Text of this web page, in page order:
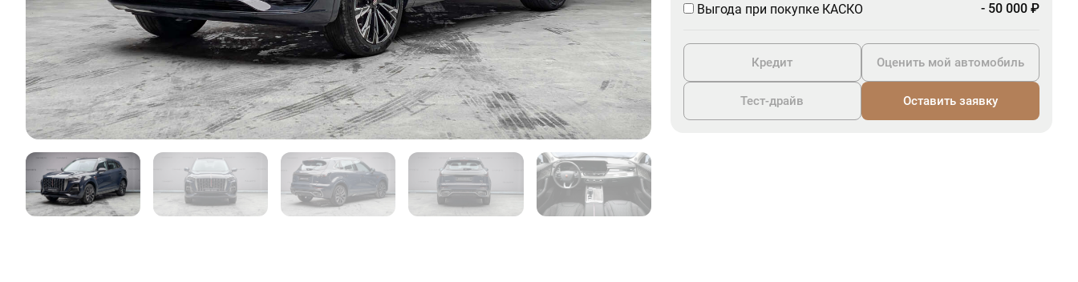
Выгода при покупке КАСКО
- 50 000 ₽
Кредит Оценить мой автомобиль
Тест-драйв Оставить заявку